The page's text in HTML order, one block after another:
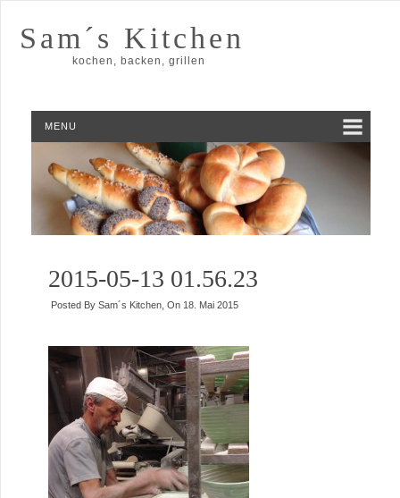
Sam´s Kitchen
kochen, backen, grillen
MENU
2015-05-13 01.56.23
Posted By Sam´s Kitchen, On 18. Mai 2015